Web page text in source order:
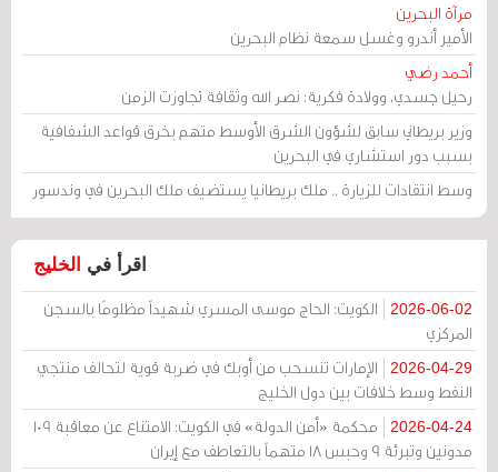
مرآة البحرين
الأمير أندرو وغسل سمعة نظام البحرين
أحمد رضي
رحيل جسدي، وولادة فكرية: نصر الله وثقافة تجاوزت الزمن
وزير بريطاني سابق لشؤون الشرق الأوسط متهم بخرق قواعد الشفافية
بسبب دور استشاري في البحرين
وسط انتقادات للزيارة .. ملك بريطانيا يستضيف ملك البحرين في وندسور
اقرأ في الخليج
2026-06-02
الكويت: الحاج موسى المسري شهيداً مظلومًا بالسجن
المركزي
2026-04-29
الإمارات تنسحب من أوبك في ضربة قوية لتحالف منتجي
النفط وسط خلافات بين دول الخليج
2026-04-24
محكمة «أمن الدولة» في الكويت: الامتناع عن معاقبة 109
مدونين وتبرئة 9 وحبس 18 متهماً بالتعاطف مع إيران